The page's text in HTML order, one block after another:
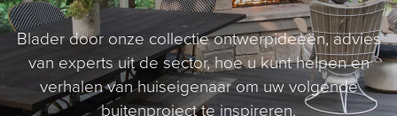
Blader door onze collectie ontwerpideeën, advies
van experts uit de sector, hoe u kunt helpen en
verhalen van huiseigenaar om uw volgende
buitenproject te inspireren.